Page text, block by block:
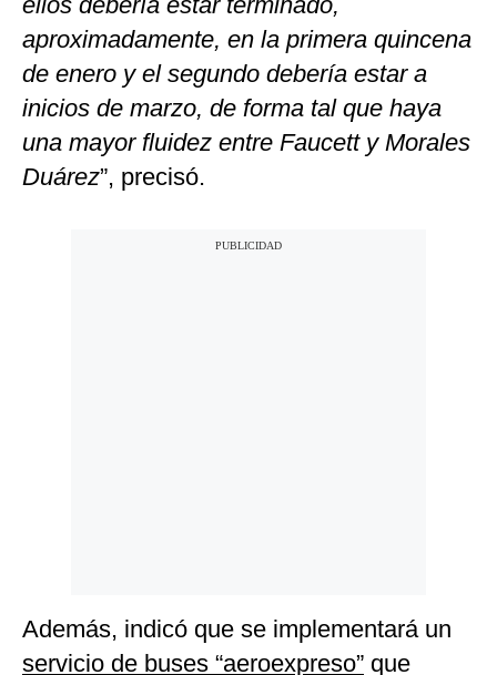
aproximadamente, en la primera quincena
de enero y el segundo debería estar a
inicios de marzo, de forma tal que haya
una mayor fluidez entre Faucett y Morales
Duárez”, precisó.
Además, indicó que se implementará un
servicio de buses “aeroexpreso” que